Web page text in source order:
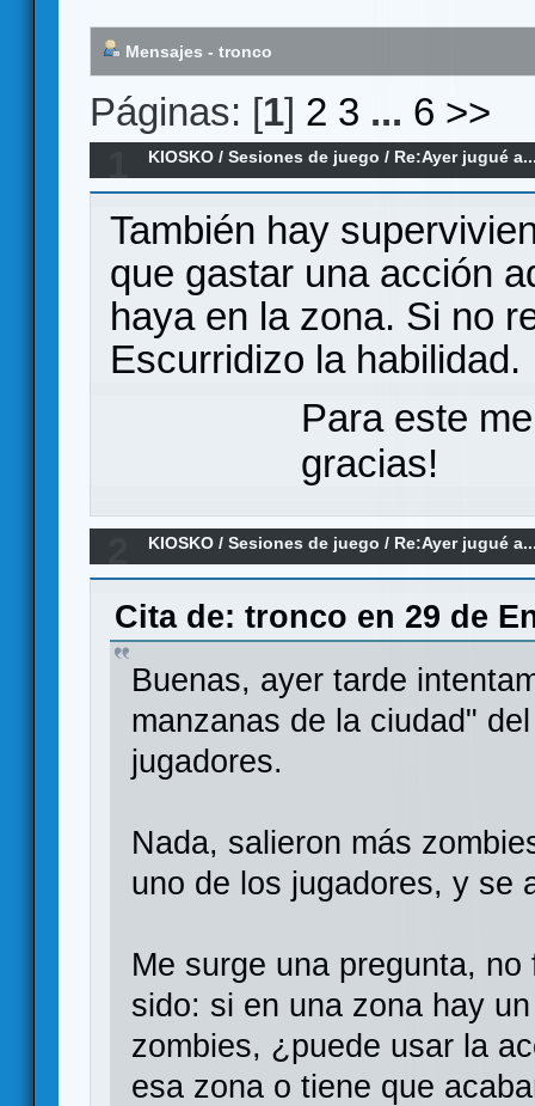
Mensajes - tronco
Páginas: [1] 2 3 ... 6 >>
KIOSKO /Sesiones de juego / Re:Ayer jugué
También hay
que gastar una acción
haya en la zona. Si no
Escurridizo la habilidad.
Para este
gracias!
KIOSKO /Sesiones de juego / Re:Ayer jugué
Cita de: tronco en 29 de
Buenas, ayer tarde
manzanas de la ciudad"
jugadores.
Nada, salieron más
uno de los jugadores, y se
Me surge una pregunta,
sido: si en una zona hay
zombies, ¿puede usar la
esa zona o tiene que